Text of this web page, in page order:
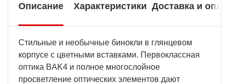
Описание Характеристики Доставка и
Стильные и необычные бинокли в глянцевом
корпусе с цветными вставками. Первоклассная
оптика BAK4 и полное многослойное
просветление оптических элементов дают